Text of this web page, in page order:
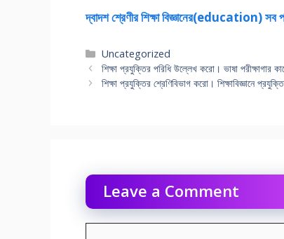
দ্বাদশ শ্রেণীর শিক্ষা বিজ্ঞানের(education) সব
Categories
Uncategorized
শিক্ষা প্রযুক্তির পরিধি উল্লেখ করাে। ভাষা পরীক্ষাগার
শিক্ষা প্রযুক্তির শ্রেণিবিভাগ করাে। শিক্ষাবিজ্ঞানে
Leave a Comment